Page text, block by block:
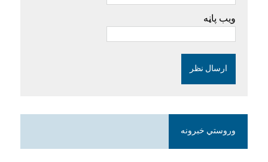
ویب پاڼه
وروستي خبرونه